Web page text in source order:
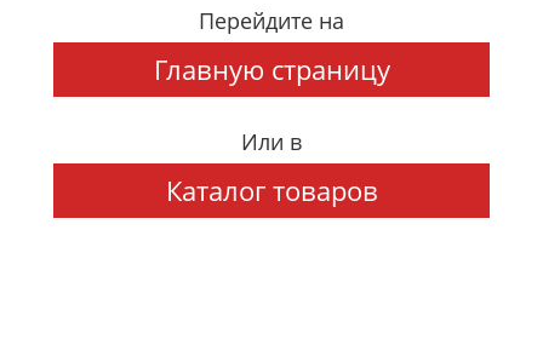
Перейдите на
Главную страницу
Или в
Каталог товаров